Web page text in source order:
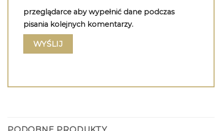
przeglądarce aby wypełnić dane podczas
pisania kolejnych komentarzy.